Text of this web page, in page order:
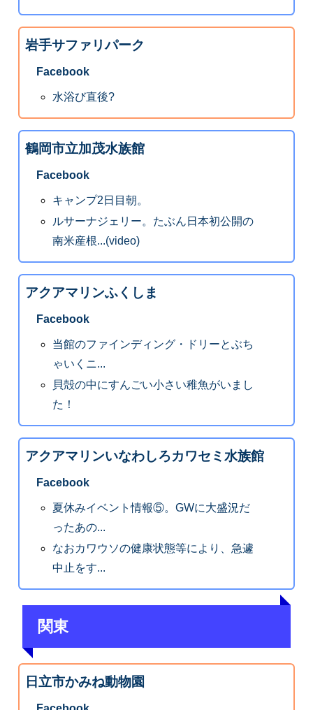
岩手サファリパーク
Facebook
水浴び直後?
鶴岡市立加茂水族館
Facebook
キャンプ2日目朝。
ルサーナジェリー。たぶん日本初公開の
南米産根...(video)
アクアマリンふくしま
Facebook
当館のファインディング・ドリーとぶち
ゃいくニ...
貝殻の中にすんごい小さい稚魚がいまし
た！
アクアマリンいなわしろカワセミ水族館
Facebook
夏休みイベント情報⑤。GWに大盛況だ
ったあの...
なおカワウソの健康状態等により、急遽
中止をす...
関東
日立市かみね動物園